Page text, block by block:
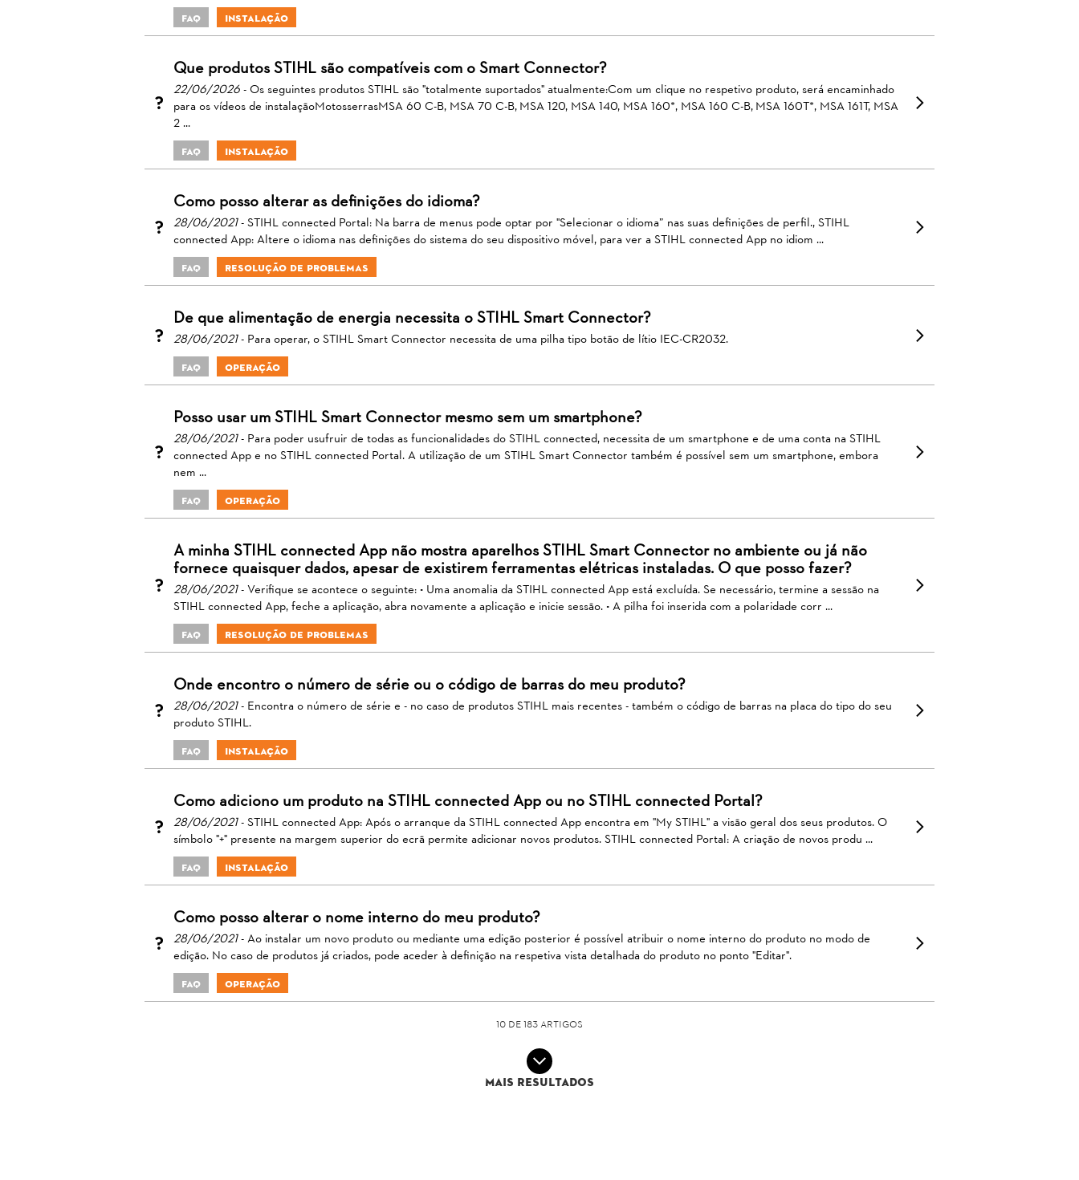
FAQ Instalação
Que produtos STIHL são compatíveis com o Smart Connector?
22/06/2026- Os seguintes produtos STIHL são "totalmente suportados" atualmente:Com um clique no respetivo produto, será encaminhado
para os vídeos de instalaçãoMotosserrasMSA 60 C-B, MSA 70 C-B, MSA 120, MSA 140, MSA 160*, MSA 160 C-B, MSA 160T*, MSA 161T, MSA
2 ...
FAQ Instalação
Como posso alterar as definições do idioma?
28/06/2021- STIHL connected Portal: Na barra de menus pode optar por "Selecionar o idioma” nas suas definições de perfil., STIHL
connected App: Altere o idioma nas definições do sistema do seu dispositivo móvel, para ver a STIHL connected App no idiom ...
FAQ Resolução de Problemas
De que alimentação de energia necessita o STIHL Smart Connector?
28/06/2021- Para operar, o STIHL Smart Connector necessita de uma pilha tipo botão de lítio IEC-CR2032.
FAQ Operação
Posso usar um STIHL Smart Connector mesmo sem um smartphone?
28/06/2021- Para poder usufruir de todas as funcionalidades do STIHL connected, necessita de um smartphone e de uma conta na STIHL
connected App e no STIHL connected Portal. A utilização de um STIHL Smart Connector também é possível sem um smartphone, embora
nem ...
FAQ Operação
A minha STIHL connected App não mostra aparelhos STIHL Smart Connector no ambiente ou já não
fornece quaisquer dados, apesar de existirem ferramentas elétricas instaladas. O que posso fazer?
28/06/2021- Verifique se acontece o seguinte: • Uma anomalia da STIHL connected App está excluída. Se necessário, termine a sessão na
STIHL connected App, feche a aplicação, abra novamente a aplicação e inicie sessão. • A pilha foi inserida com a polaridade corr ...
FAQ Resolução de Problemas
Onde encontro o número de série ou o código de barras do meu produto?
28/06/2021- Encontra o número de série e - no caso de produtos STIHL mais recentes - também o código de barras na placa do tipo do seu
produto STIHL.
FAQ Instalação
Como adiciono um produto na STIHL connected App ou no STIHL connected Portal?
28/06/2021- STIHL connected App: Após o arranque da STIHL connected App encontra em "My STIHL" a visão geral dos seus produtos. O
símbolo "+" presente na margem superior do ecrã permite adicionar novos produtos. STIHL connected Portal: A criação de novos produ ...
FAQ Instalação
Como posso alterar o nome interno do meu produto?
28/06/2021- Ao instalar um novo produto ou mediante uma edição posterior é possível atribuir o nome interno do produto no modo de
edição. No caso de produtos já criados, pode aceder à definição na respetiva vista detalhada do produto no ponto "Editar".
FAQ Operação
10 de 183 Artigos
Mais resultados